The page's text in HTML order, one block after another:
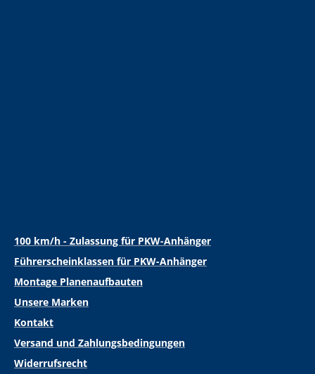
100 km/h - Zulassung für PKW-Anhänger
Führerscheinklassen für PKW-Anhänger
Montage Planenaufbauten
Unsere Marken
Kontakt
Versand und Zahlungsbedingungen
Widerrufsrecht